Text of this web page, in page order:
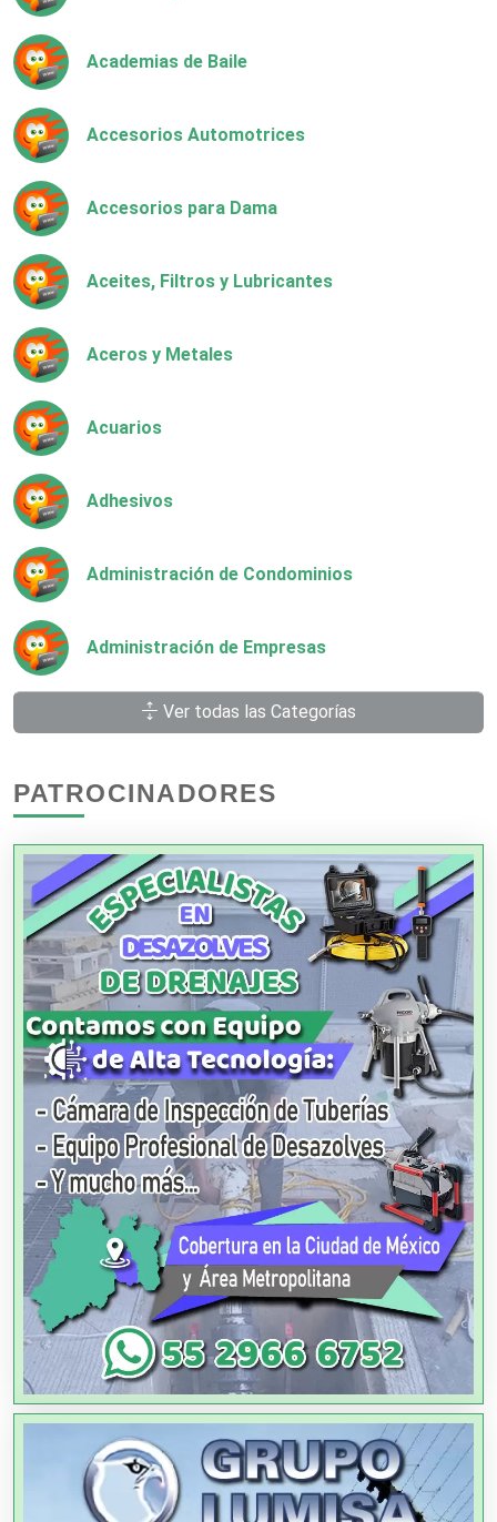
Academias de Baile
Accesorios Automotrices
Accesorios para Dama
Aceites, Filtros y Lubricantes
Aceros y Metales
Acuarios
Adhesivos
Administración de Condominios
Administración de Empresas
Agencias Aduanales
Agencias de Autos
Agencias de Cobranza
Agencias de Colocación
Agencias de Modelos
Agencias de Publicidad
Agencias de Viajes
Agricultores
Agricultura y Ganadería
Agua Purificada
Aire Acondicionado
Ver todas las Categorías
PATROCINADORES